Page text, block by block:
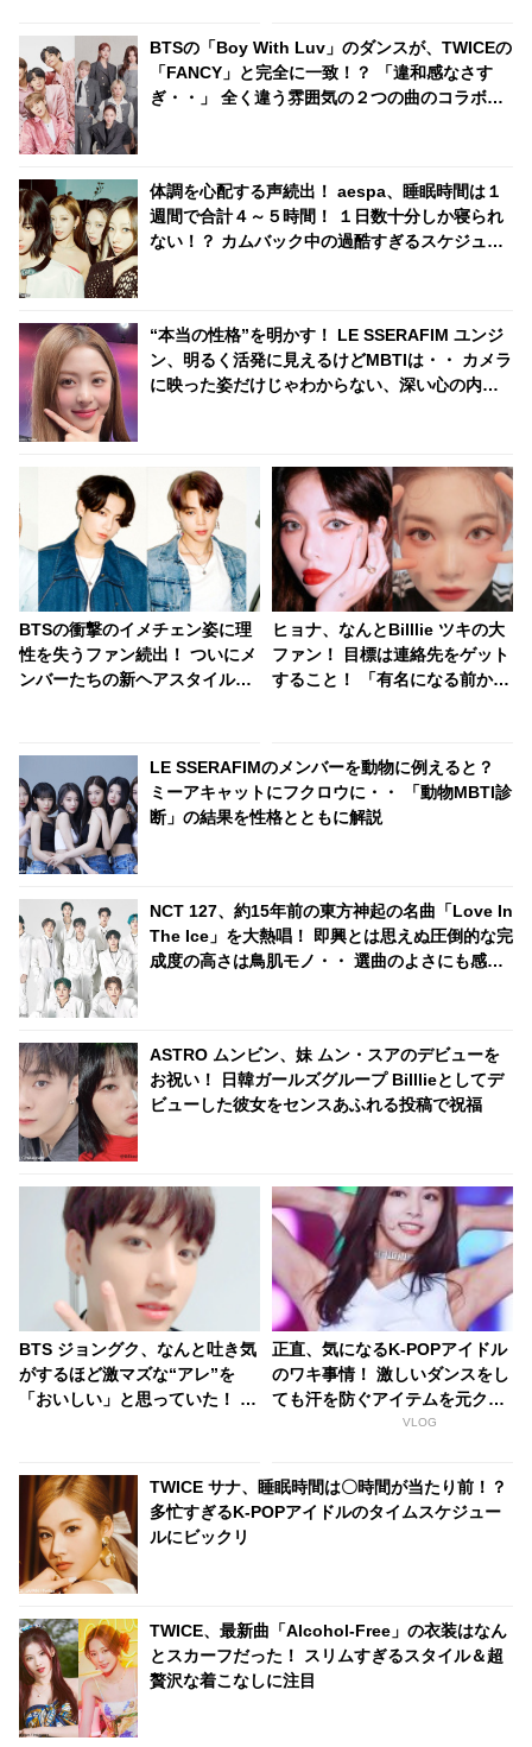
る彼女に称賛の声
BTSの「Boy With Luv」のダンスが、TWICEの
「FANCY」と完全に一致！？ 「違和感なさす
ぎ・・」 全く違う雰囲気の２つの曲のコラボ
体調を心配する声続出！ aespa、睡眠時間は１
週間で合計４～５時間！ １日数十分しか寝られ
ない！？ カムバック中の過酷すぎるスケジュー
“本当の性格”を明かす！ LE SSERAFIM ユンジ
ン、明るく活発に見えるけどMBTIは・・ カメラ
に映った姿だけじゃわからない、深い心の内と
BTSの衝撃のイメチェン姿に理
性を失うファン続出！ ついにメ
ンバーたちの新ヘアスタイルが
＆新記録を樹立
ヒョナ、なんとBilllie ツキの大
ファン！ 目標は連絡先をゲット
すること！ 「有名になる前から
LE SSERAFIMのメンバーを動物に例えると？
ミーアキャットにフクロウに・・ 「動物MBTI診
断」の結果を性格とともに解説
NCT 127、約15年前の東方神起の名曲「Love In
The Ice」を大熱唱！ 即興とは思えぬ圧倒的な完
成度の高さは鳥肌モノ・・ 選曲のよさにも感動
ASTRO ムンビン、妹 ムン・スアのデビューを
お祝い！ 日韓ガールズグループ Billlieとしてデ
ビューした彼女をセンスあふれる投稿で祝福
BTS ジョングク、なんと吐き気
がするほど激マズな“アレ”を
「おいしい」と思っていた！ 明
り… メンバーのだれもが酷評し
たその食べ物の正体とは
正直、気になるK-POPアイドル
のワキ事情！ 激しいダンスをし
ても汗を防ぐアイテムを元クレ
ヨンポップメンバーが語る
VLOG
TWICE サナ、睡眠時間は〇時間が当たり前！？
多忙すぎるK-POPアイドルのタイムスケジュー
ルにビックリ
TWICE、最新曲「Alcohol-Free」の衣装はなん
とスカーフだった！ スリムすぎるスタイル＆超
贅沢な着こなしに注目